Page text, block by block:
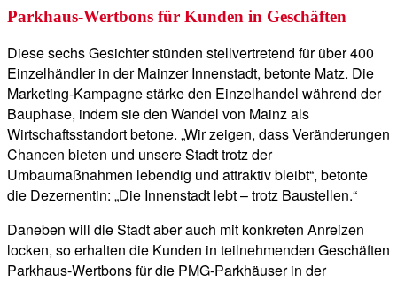
Parkhaus-Wertbons für Kunden in Geschäften
Diese sechs Gesichter stünden stellvertretend für über 400
Einzelhändler in der Mainzer Innenstadt, betonte Matz. Die
Marketing-Kampagne stärke den Einzelhandel während der
Bauphase, indem sie den Wandel von Mainz als
Wirtschaftsstandort betone. „Wir zeigen, dass Veränderungen
Chancen bieten und unsere Stadt trotz der
Umbaumaßnahmen lebendig und attraktiv bleibt“, betonte
die Dezernentin: „Die Innenstadt lebt – trotz Baustellen.“
Daneben will die Stadt aber auch mit konkreten Anreizen
locken, so erhalten die Kunden in teilnehmenden Geschäften
Parkhaus-Wertbons für die PMG-Parkhäuser in der